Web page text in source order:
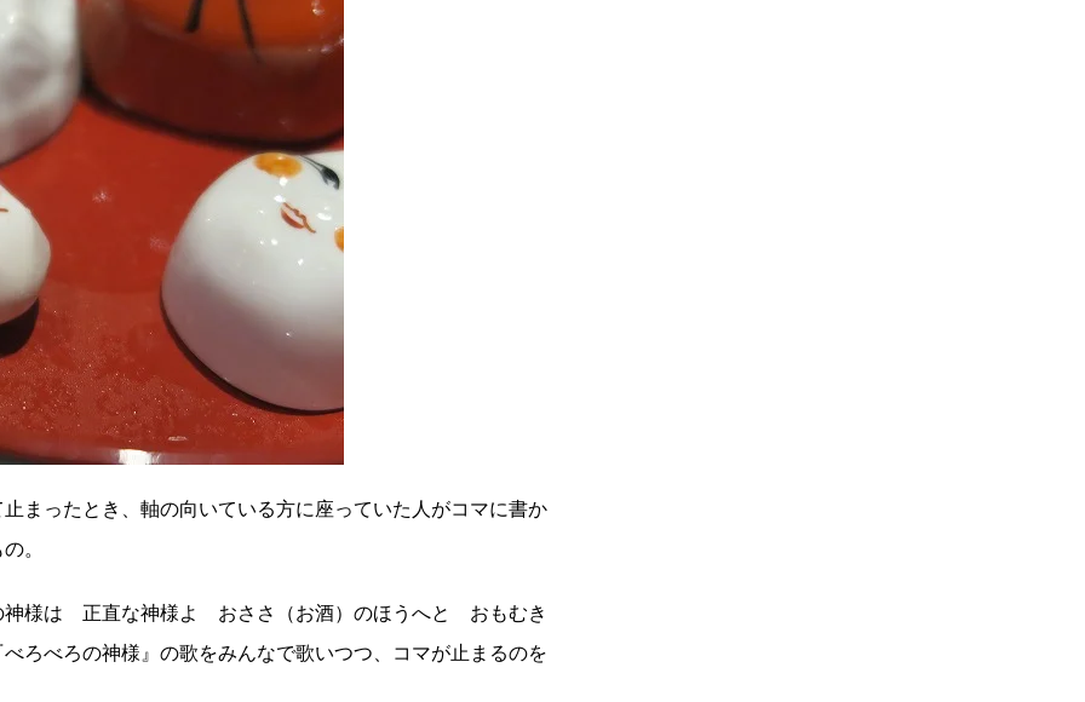
まったとき、軸の向いている方に座っていた人がコマに書か
。
神様は 正直な神様よ おささ（お酒）のほうへと おもむき
べろの神様』の歌をみんなで歌いつつ、コマが止まるのを